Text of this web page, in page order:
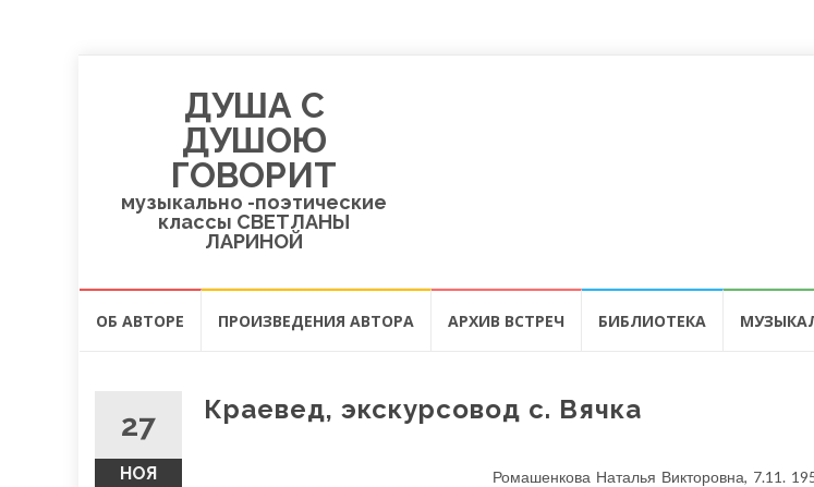
ДУША С
ДУШОЮ
ГОВОРИТ
музыкально -поэтические
классы СВЕТЛАНЫ
ЛАРИНОЙ
ОБ АВТОРЕ ПРОИЗВЕДЕНИЯ АВТОРА АРХИВ ВСТРЕЧ БИБЛИОТЕКА
27
НОЯ
Краевед, экскурсовод с. Вячка
Ромашенкова Наталья Викторовна, 7.11.